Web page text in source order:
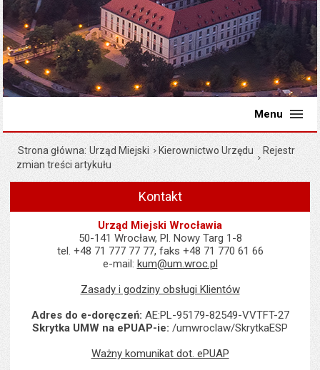
Menu
Strona główna Urząd Miejski Kierownictwo Urzędu
Rejestr
zmian treści artykułu
Kontakt
Urząd Miejski Wrocławia
50-141 Wrocław, Pl. Nowy Targ 1-8
tel. +48 71 777 77 77, faks +48 71 770 61 66
e-mail: kum@um.wroc.pl
Zasady i godziny obsługi Klientów
Adres do e-doręczeń: AE:PL-95179-82549-VVTFT-27
Skrytka UMW na ePUAP-ie: /umwroclaw/SkrytkaESP
Ważny komunikat dot. ePUAP